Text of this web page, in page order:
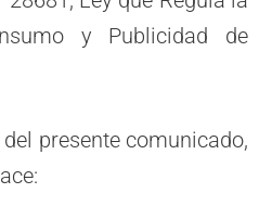
y Publicidad de
presente comunicado,